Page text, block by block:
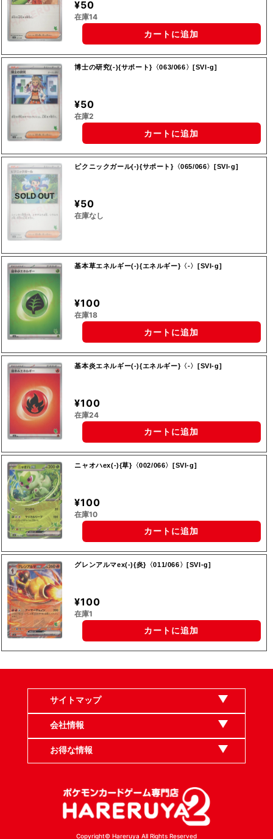
¥50
在庫14
カートに追加
博士の研究(-){サポート}〈063/066〉[SVI-g]
¥50
在庫2
カートに追加
SOLD OUT
ピクニックガール(-){サポート}〈065/066〉[SVI-g]
¥50
在庫なし
基本草エネルギー(-){エネルギー}〈-〉[SVI-g]
¥100
在庫18
カートに追加
基本炎エネルギー(-){エネルギー}〈-〉[SVI-g]
¥100
在庫24
カートに追加
ニャオハex(-){草}〈002/066〉[SVI-g]
¥100
在庫10
カートに追加
グレンアルマex(-){炎}〈011/066〉[SVI-g]
¥100
在庫1
カートに追加
サイトマップ
会社情報
お得な情報
Copyright© Hareruya All Rights Reserved